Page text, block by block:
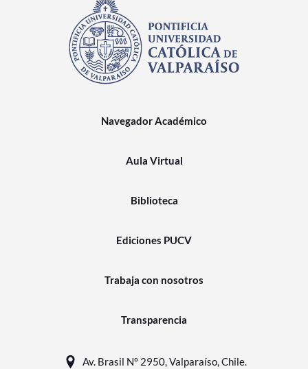
Navegador Académico
Aula Virtual
Biblioteca
Ediciones PUCV
Trabaja con nosotros
Transparencia
Av. Brasil N° 2950, Valparaíso, Chile.